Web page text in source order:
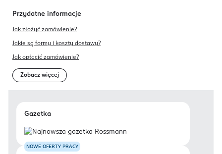
Przydatne informacje
Jak złożyć zamówienie?
Jakie są formy i koszty dostawy?
Jak opłacić zamówienie?
Zobacz więcej
Gazetka
NOWE OFERTY PRACY